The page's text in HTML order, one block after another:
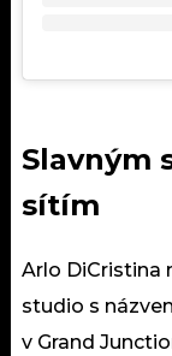
Slavným
sítím
Arlo DiCristina
studio s
v Grand